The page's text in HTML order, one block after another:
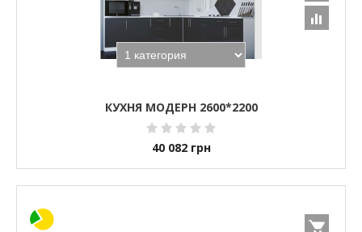
КУХНЯ МОДЕРН 2600*2200
40 082 грн